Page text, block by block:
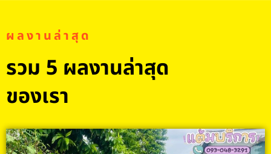
ผลงานล่าสุด
รวม 5 ผลงานล่าสุด
ของเรา